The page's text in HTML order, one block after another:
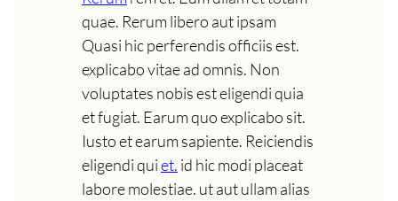
quae. Rerum libero aut ipsam
Quasi hic perferendis officiis est.
explicabo vitae ad omnis. Non
voluptates nobis est eligendi quia
et fugiat. Earum quo explicabo sit.
Iusto et earum sapiente. Reiciendis
eligendi quiet. id hic modi placeat
labore molestiae. ut aut ullam alias